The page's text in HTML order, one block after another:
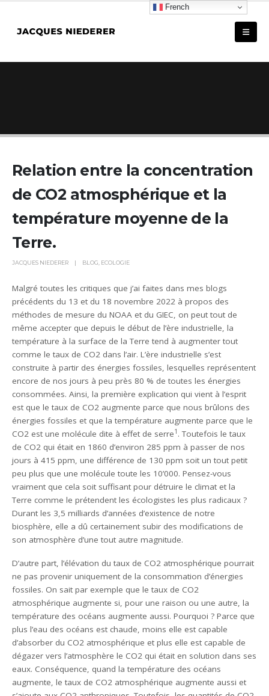
Relation entre la concentration
de CO2 atmosphérique et la
température moyenne de la
Terre.
JACQUES NIEDERER BLOG, ECOLOGIE
Malgré toutes les critiques que j’ai faites dans mes blogs
précédents du 13 et du 18 novembre 2022 à propos des
méthodes de mesure du NOAA et du GIEC, on peut tout de
même accepter que depuis le début de l’ère industrielle, la
température à la surface de la Terre tend à augmenter tout
comme le taux de CO2 dans l’air. L’ère industrielle s’est
construite à partir des énergies fossiles, lesquelles représentent
encore de nos jours à peu près 80 % de toutes les énergies
consommées. Ainsi, la première explication qui vient à l’esprit
est que le taux de CO2 augmente parce que nous brûlons des
énergies fossiles et que la température augmente parce que le
CO2 est une molécule dite à effet de serre1 . Toutefois le taux
de CO2 qui était en 1860 d’environ 285 ppm à passer de nos
jours à 415 ppm, une différence de 130 ppm soit un tout petit
peu plus que une molécule toute les 10’000. Pensez-vous
vraiment que cela soit suffisant pour détruire le climat et la
Terre comme le prétendent les écologistes les plus radicaux ?
Durant les 3,5 milliards d’années d’existence de notre
biosphère, elle a dû certainement subir des modifications de
son atmosphère d’une tout autre magnitude.
D’autre part, l’élévation du taux de CO2 atmosphérique pourrait
ne pas provenir uniquement de la consommation d’énergies
fossiles. On sait par exemple que le taux de CO2
atmosphérique augmente si, pour une raison ou une autre, la
température des océans augmente aussi. Pourquoi ? Parce que
plus l’eau des océans est chaude, moins elle est capable
d’absorber du CO2 atmosphérique et plus elle est capable de
dégazer vers l’atmosphère le CO2 qui était en solution dans ses
eaux. Conséquence, quand la température des océans
augmente, le taux de CO2 atmosphérique augmente aussi et
French